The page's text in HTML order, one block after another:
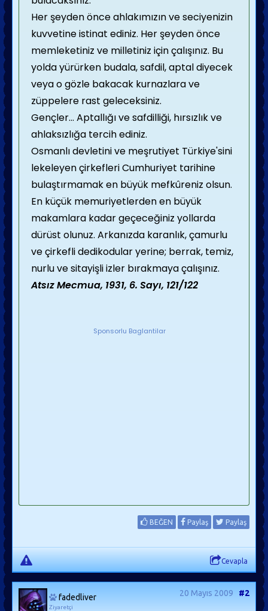
Her şeyden önce ahlakımızın ve seciyenizin
kuvvetine istinat ediniz. Her şeyden önce
memleketiniz ve milletiniz için çalışınız. Bu
yolda yürürken budala, safdil, aptal diyecek
veya o gözle bakacak kurnazlara ve
züppelere rast geleceksiniz.
Gençler... Aptallığı ve safdilliği, hırsızlık ve
ahlaksızlığa tercih ediniz.
Osmanlı devletini ve meşrutiyet Türkiye'sini
lekeleyen çirkefleri Cumhuriyet tarihine
bulaştırmamak en büyük mefkûreniz olsun.
En küçük memuriyetlerden en büyük
makamlara kadar geçeceğiniz yollarda
dürüst olunuz. Arkanızda karanlık, çamurlu
ve çirkefli dedikodular yerine; berrak, temiz,
nurlu ve sitayişli izler bırakmaya çalışınız.
Atsız Mecmua, 1931, 6. Sayı, 121/122
Sponsorlu Baglantilar
BEĞEN Paylaş Paylaş
Cevapla
fadedliver
Ziyaretçi
20 Mayıs 2009 #2